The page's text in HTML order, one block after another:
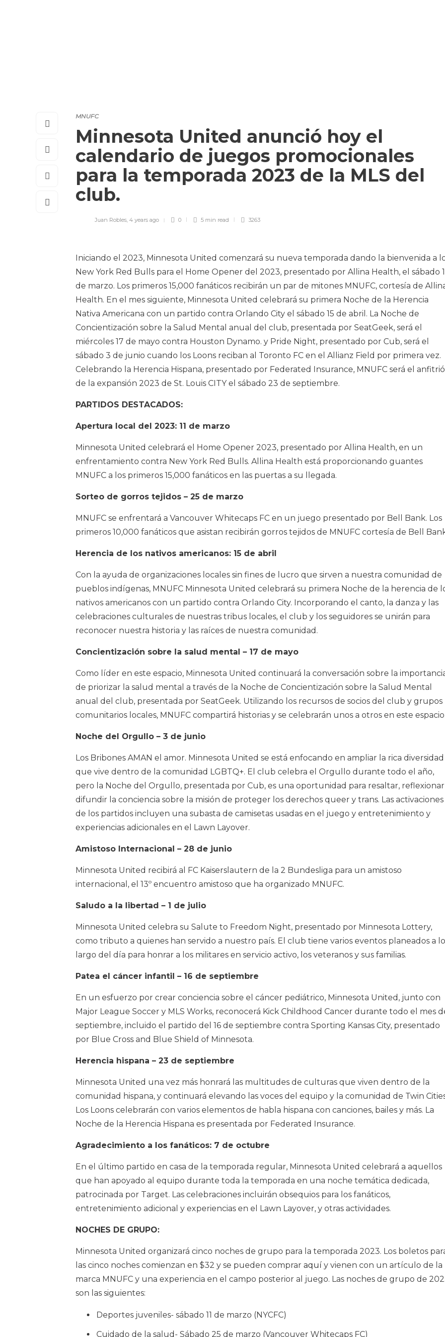
MNUFC
Minnesota United anunció hoy el
calendario de juegos promocionales
para la temporada 2023 de la MLS del
club.
Juan Robles, 4 years ago 0 5 min read 3263
Iniciando el 2023, Minnesota United comenzará su nueva temporada dando la bienvenida a
New York Red Bulls para el Home Opener del 2023, presentado por Allina Health, el sábado
de marzo. Los primeros 15,000 fanáticos recibirán un par de mitones MNUFC, cortesía de
Health. En el mes siguiente, Minnesota United celebrará su primera Noche de la Herencia
Nativa Americana con un partido contra Orlando City el sábado 15 de abril. La Noche de
Concientización sobre la Salud Mental anual del club, presentada por SeatGeek, será el
miércoles 17 de mayo contra Houston Dynamo. y Pride Night, presentado por Cub, será el
sábado 3 de junio cuando los Loons reciban al Toronto FC en el Allianz Field por primera vez.
Celebrando la Herencia Hispana, presentado por Federated Insurance, MNUFC será el
de la expansión 2023 de St. Louis CITY el sábado 23 de septiembre.
PARTIDOS DESTACADOS:
Apertura local del 2023: 11 de marzo
Minnesota United celebrará el Home Opener 2023, presentado por Allina Health, en un
enfrentamiento contra New York Red Bulls. Allina Health está proporcionando guantes
MNUFC a los primeros 15,000 fanáticos en las puertas a su llegada.
Sorteo de gorros tejidos – 25 de marzo
MNUFC se enfrentará a Vancouver Whitecaps FC en un juego presentado por Bell Bank. Los
primeros 10,000 fanáticos que asistan recibirán gorros tejidos de MNUFC cortesía de Bell
Herencia de los nativos americanos: 15 de abril
Con la ayuda de organizaciones locales sin fines de lucro que sirven a nuestra comunidad de
pueblos indígenas, MNUFC Minnesota United celebrará su primera Noche de la herencia de
nativos americanos con un partido contra Orlando City. Incorporando el canto, la danza y las
celebraciones culturales de nuestras tribus locales, el club y los seguidores se unirán para
reconocer nuestra historia y las raíces de nuestra comunidad.
Concientización sobre la salud mental – 17 de mayo
Como líder en este espacio, Minnesota United continuará la conversación sobre la
de priorizar la salud mental a través de la Noche de Concientización sobre la Salud Mental
anual del club, presentada por SeatGeek. Utilizando los recursos de socios del club y grupos
comunitarios locales, MNUFC compartirá historias y se celebrarán unos a otros en este
Noche del Orgullo – 3 de junio
Los Bribones AMAN el amor. Minnesota United se está enfocando en ampliar la rica diversidad
que vive dentro de la comunidad LGBTQ+. El club celebra el Orgullo durante todo el año,
pero la Noche del Orgullo, presentada por Cub, es una oportunidad para resaltar,
difundir la conciencia sobre la misión de proteger los derechos queer y trans. Las activaciones
de los partidos incluyen una subasta de camisetas usadas en el juego y entretenimiento y
experiencias adicionales en el Lawn Layover.
Amistoso Internacional – 28 de junio
Minnesota United recibirá al FC Kaiserslautern de la 2 Bundesliga para un amistoso
internacional, el 13º encuentro amistoso que ha organizado MNUFC.
Saludo a la libertad – 1 de julio
Minnesota United celebra su Salute to Freedom Night, presentado por Minnesota Lottery,
como tributo a quienes han servido a nuestro país. El club tiene varios eventos planeados a lo
largo del día para honrar a los militares en servicio activo, los veteranos y sus familias.
Patea el cáncer infantil – 16 de septiembre
En un esfuerzo por crear conciencia sobre el cáncer pediátrico, Minnesota United, junto con
Major League Soccer y MLS Works, reconocerá Kick Childhood Cancer durante todo el mes
septiembre, incluido el partido del 16 de septiembre contra Sporting Kansas City, presentado
por Blue Cross and Blue Shield of Minnesota.
Herencia hispana – 23 de septiembre
Minnesota United una vez más honrará las multitudes de culturas que viven dentro de la
comunidad hispana, y continuará elevando las voces del equipo y la comunidad de Twin
Los Loons celebrarán con varios elementos de habla hispana con canciones, bailes y más. La
Noche de la Herencia Hispana es presentada por Federated Insurance.
Agradecimiento a los fanáticos: 7 de octubre
En el último partido en casa de la temporada regular, Minnesota United celebrará a aquellos
que han apoyado al equipo durante toda la temporada en una noche temática dedicada,
patrocinada por Target. Las celebraciones incluirán obsequios para los fanáticos,
entretenimiento adicional y experiencias en el Lawn Layover, y otras actividades.
NOCHES DE GRUPO:
Minnesota United organizará cinco noches de grupo para la temporada 2023. Los boletos
las cinco noches comienzan en $32 y se pueden comprar aquí y vienen con un artículo de la
marca MNUFC y una experiencia en el campo posterior al juego. Las noches de grupo de
son las siguientes:
Deportes juveniles- sábado 11 de marzo (NYCFC)
Cuidado de la salud- Sábado 25 de marzo (Vancouver Whitecaps FC)